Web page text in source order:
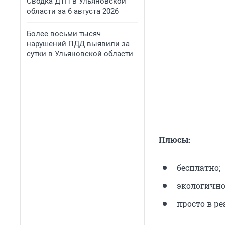
области за 6 августа 2026
Более восьми тысяч
нарушений ПДД выявили за
сутки в Ульяновской области
Плюсы:
бесплатно;
просто в